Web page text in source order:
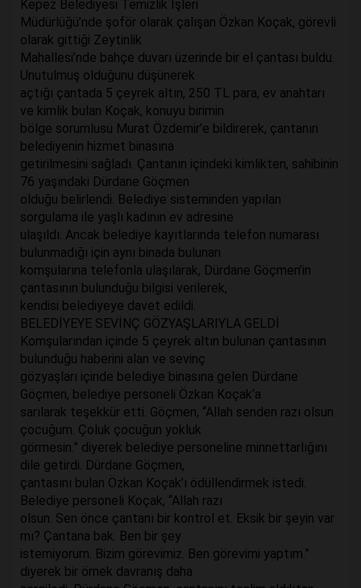
Kepez Belediyesi Temizlik İşleri
Müdürlüğü’nde şoför olarak çalışan Özkan Koçak, görevli
olarak gittiği Zeytinlik
Mahallesi’nde bahçe duvarı üzerinde bir el çantası buldu.
Unutulmuş olduğunu düşünerek
açtığı çantada 5 çeyrek altın, 250 TL para, ev anahtarı
ve kimlik bulan Koçak, konuyu birimin
bölge sorumlusu Murat Özdemir’e bildirerek, çantanın
belediyenin hizmet binasına
getirilmesini sağladı. Çantanın içindeki kimlikten, sahibinin
76 yaşındaki Dürdane Göçmen
olduğu belirlendi. Belediye sisteminden yapılan
sorgulama ile yaşlı kadının ev adresine
ulaşıldı. Ancak belediye kayıtlarında telefon numarası
bulunmadığı için aynı binada bulunan
komşularına telefonla ulaşılarak, Dürdane Göçmen’in
çantasının bulunduğu bilgisi verilerek,
kendisi belediyeye davet edildi.
BELEDİYEYE SEVİNÇ GÖZYAŞLARIYLA GELDİ
Komşularından içinde 5 çeyrek altın bulunan çantasının
bulunduğu haberini alan ve sevinç
gözyaşları içinde belediye binasına gelen Dürdane
Göçmen, belediye personeli Özkan Koçak’a
sarılarak teşekkür etti. Göçmen, “Allah senden razı olsun
çocuğum. Çoluk çocuğun yokluk
görmesin.” diyerek belediye personeline minnettarlığını
dile getirdi. Dürdane Göçmen,
çantasını bulan Özkan Koçak’ı ödüllendirmek istedi.
Belediye personeli Koçak, “Allah razı
olsun. Sen önce çantanı bir kontrol et. Eksik bir şeyin var
mı? Çantana bak. Ben bir şey
istemiyorum. Bizim görevimiz. Ben görevimi yaptım.”
diyerek bir örnek davranış daha